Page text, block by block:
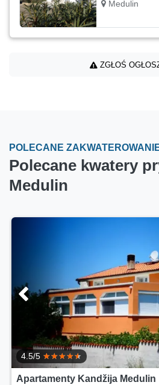
Medulin
ZGŁOŚ
POLECANE
Polecane kwatery
Medulin
4.5/5
Apartamenty Kandžija Medulin